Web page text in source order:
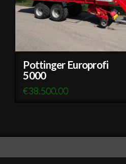
Pottinger Europrofi
5000
€38.500,00